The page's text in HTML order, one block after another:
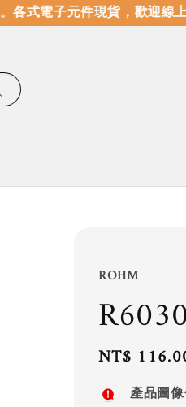
各式電子元件現貨，歡迎線上
ROHM
Regular
price
NT$
產品圖